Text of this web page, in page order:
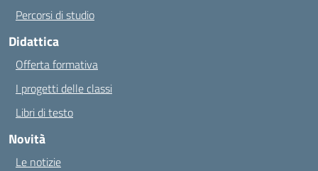
Percorsi di studio
Didattica
Offerta formativa
I progetti delle classi
Libri di testo
Novità
Le notizie